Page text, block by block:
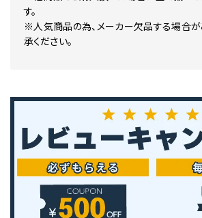
す。
※人気商品の為、メーカー欠品する場合が
承ください。